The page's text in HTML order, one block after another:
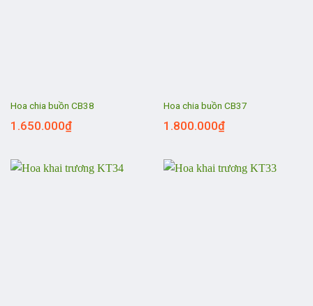
Hoa chia buồn CB38
1.650.000₫
Hoa chia buồn CB37
1.800.000₫